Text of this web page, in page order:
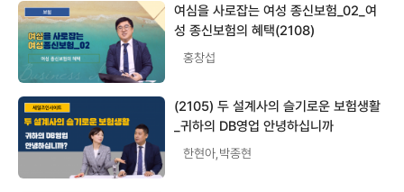
여심을 사로잡는 여성 종신보험_02_여
성 종신보험의 혜택(2108)
홍창섭
(2105) 두 설계사의 슬기로운 보험생활
_귀하의 DB영업 안녕하십니까
한현아,박종현